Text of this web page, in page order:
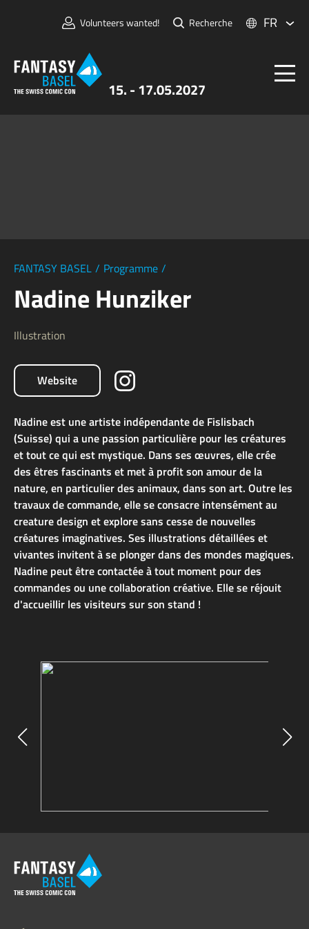
15. - 17.05.2027
Volunteers wanted! Recherche FR
FANTASY BASEL / Programme /
Nadine Hunziker
Illustration
Website
Nadine est une artiste indépendante de Fislisbach
(Suisse) qui a une passion particulière pour les créatures
et tout ce qui est mystique. Dans ses œuvres, elle crée
des êtres fascinants et met à profit son amour de la
nature, en particulier des animaux, dans son art. Outre les
travaux de commande, elle se consacre intensément au
creature design et explore sans cesse de nouvelles
créatures imaginatives. Ses illustrations détaillées et
vivantes invitent à se plonger dans des mondes magiques.
Nadine peut être contactée à tout moment pour des
commandes ou une collaboration créative. Elle se réjouit
d'accueillir les visiteurs sur son stand !